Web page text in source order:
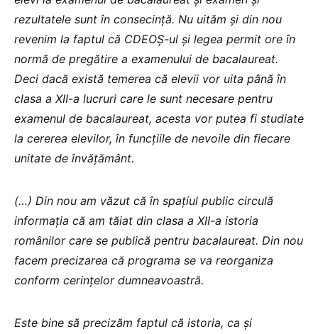
rezultatele sunt în consecință. Nu uităm și din nou
revenim la faptul că CDEOȘ-ul și legea permit ore în
normă de pregătire a examenului de bacalaureat.
Deci dacă există temerea că elevii vor uita până în
clasa a XII-a lucruri care le sunt necesare pentru
examenul de bacalaureat, acesta vor putea fi studiate
la cererea elevilor, în funcțiile de nevoile din fiecare
unitate de învățământ.
(…) Din nou am văzut că în spațiul public circulă
informația că am tăiat din clasa a XII-a istoria
românilor care se publică pentru bacalaureat. Din nou
facem precizarea că programa se va reorganiza
conform cerințelor dumneavoastră.
Este bine să precizăm faptul că istoria, ca și